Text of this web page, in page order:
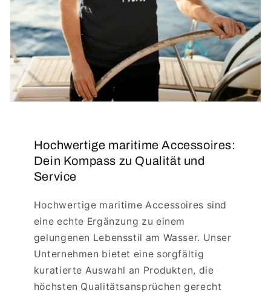
Hochwertige maritime Accessoires:
Dein Kompass zu Qualität und
Service
Hochwertige maritime Accessoires sind
eine echte Ergänzung zu einem
gelungenen Lebensstil am Wasser. Unser
Unternehmen bietet eine sorgfältig
kuratierte Auswahl an Produkten, die
höchsten Qualitätsansprüchen gerecht